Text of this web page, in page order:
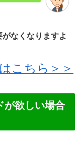
なくなりますよ
こちら＞＞
が欲しい場合